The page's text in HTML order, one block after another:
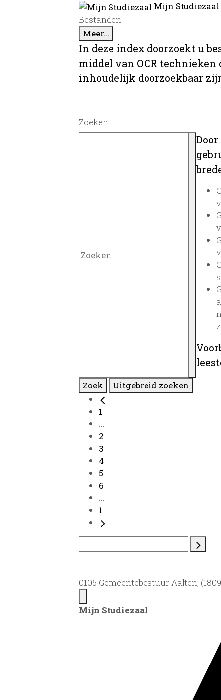
Mijn
Bestanden
Meer...
In deze index doorzoekt u
middel van OCR
inhoudelijk doorzoekbaar
Zoeken
Zoek Uitgebreid zoeken
1
...
2
3
4
5
6
...
1
0105 Gemeentebestuur Aalten,
Mijn Studiezaal